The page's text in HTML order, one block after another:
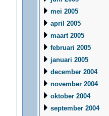
mei 2005
april 2005
maart 2005
februari 2005
januari 2005
december 2004
november 2004
oktober 2004
september 2004